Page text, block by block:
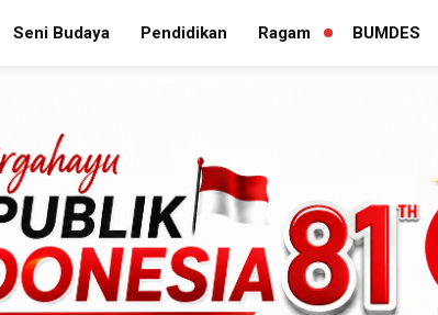
Seni Budaya Pendidikan Ragam
PERLUAS
BUMDES